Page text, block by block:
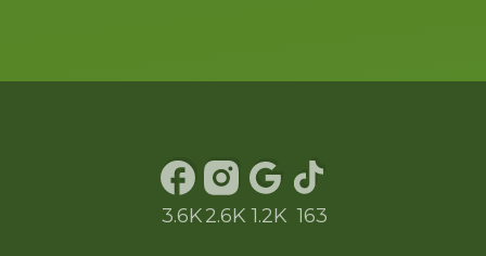
op een ontspannen en
begeleiding ben ik in
één keer geslaagd
3.6K2.6K 1.2K 163